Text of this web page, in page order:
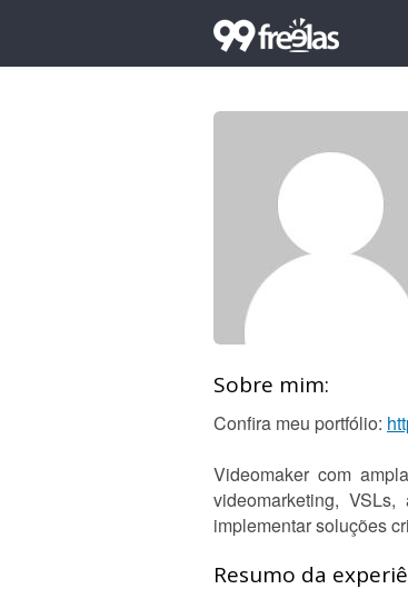
Sobre mim:
Confira meu portfólio:
Videomaker com
videomarketing,
implementar soluções
Resumo da